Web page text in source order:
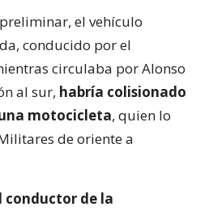
el vehículo
conducido por el
circulaba por Alonso
al sur, habría colisionado
motocicleta, quien lo
de oriente a
conductor de la